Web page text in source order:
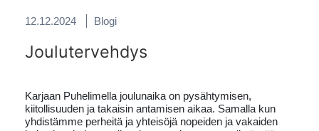
12.12.2024 Blogi
Joulutervehdys
Karjaan Puhelimella joulunaika on pysähtymisen,
kiitollisuuden ja takaisin antamisen aikaa. Samalla kun
yhdistämme perheitä ja yhteisöjä nopeiden ja vakaiden